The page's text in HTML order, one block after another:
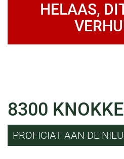
HELAAS,
8300
PROFICIAT AAN DE